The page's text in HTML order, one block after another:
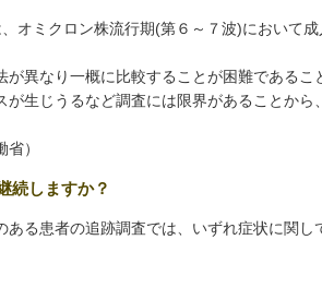
オミクロン株流行期(第６～７波)において成
異なり一概に比較することが困難であるこ
生じうるなど調査には限界があることから
省）
続しますか？
る患者の追跡調査では、いずれ症状に関し